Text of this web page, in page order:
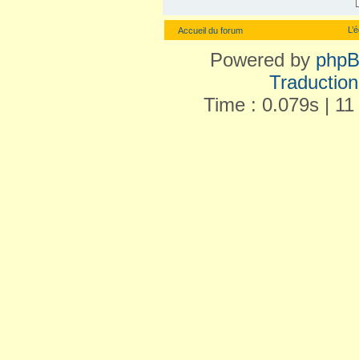
Accueil du forum
Powered by
Time : 0.079s |